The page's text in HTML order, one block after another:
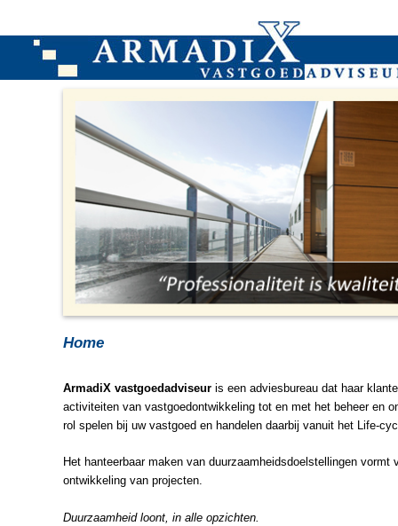
Home
ArmadiX vastgoedadviseur is een adviesbureau dat haar
activiteiten van vastgoedontwikkeling tot en met het beheer en
rol spelen bij uw vastgoed en handelen daarbij vanuit het Life-
Het hanteerbaar maken van duurzaamheidsdoelstellingen vormt
ontwikkeling van projecten.
Duurzaamheid loont, in alle opzichten.